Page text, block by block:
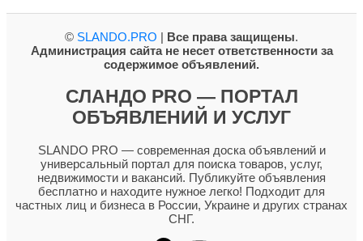
© SLANDO.PRO | Все права защищены.
Администрация сайта не несет ответственности за
содержимое объявлений.
СЛАНДО PRO — ПОРТАЛ
ОБЪЯВЛЕНИЙ И УСЛУГ
SLANDO PRO — современная доска объявлений и
универсальный портал для поиска товаров, услуг,
недвижимости и вакансий. Публикуйте объявления
бесплатно и находите нужное легко! Подходит для
частных лиц и бизнеса в России, Украине и других странах
СНГ.